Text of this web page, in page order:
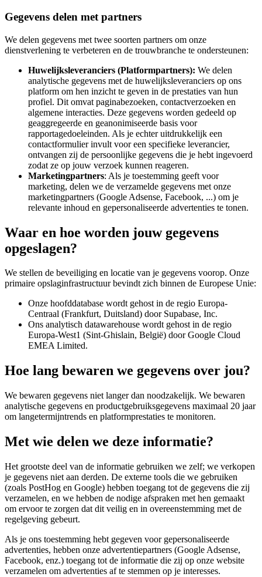
Gegevens delen met partners
We delen gegevens met twee soorten partners om onze
dienstverlening te verbeteren en de trouwbranche te ondersteunen:
Huwelijksleveranciers (Platformpartners): We delen
analytische gegevens met de huwelijksleveranciers op ons
platform om hen inzicht te geven in de prestaties van hun
profiel. Dit omvat paginabezoeken, contactverzoeken en
algemene interacties. Deze gegevens worden gedeeld op
geaggregeerde en geanonimiseerde basis voor
rapportagedoeleinden. Als je echter uitdrukkelijk een
contactformulier invult voor een specifieke leverancier,
ontvangen zij de persoonlijke gegevens die je hebt ingevoerd
zodat ze op jouw verzoek kunnen reageren.
Marketingpartners: Als je toestemming geeft voor
marketing, delen we de verzamelde gegevens met onze
marketingpartners (Google Adsense, Facebook, ...) om je
relevante inhoud en gepersonaliseerde advertenties te tonen.
Waar en hoe worden jouw gegevens
opgeslagen?
We stellen de beveiliging en locatie van je gegevens voorop. Onze
primaire opslaginfrastructuur bevindt zich binnen de Europese Unie:
Onze hoofddatabase wordt gehost in de regio Europa-
Centraal (Frankfurt, Duitsland) door Supabase, Inc.
Ons analytisch datawarehouse wordt gehost in de regio
Europa-West1 (Sint-Ghislain, België) door Google Cloud
EMEA Limited.
Hoe lang bewaren we gegevens over jou?
We bewaren gegevens niet langer dan noodzakelijk. We bewaren
analytische gegevens en productgebruiksgegevens maximaal 20 jaar
om langetermijntrends en platformprestaties te monitoren.
Met wie delen we deze informatie?
Het grootste deel van de informatie gebruiken we zelf; we verkopen
je gegevens niet aan derden. De externe tools die we gebruiken
(zoals PostHog en Google) hebben toegang tot de gegevens die zij
verzamelen, en we hebben de nodige afspraken met hen gemaakt
om ervoor te zorgen dat dit veilig en in overeenstemming met de
regelgeving gebeurt.
Als je ons toestemming hebt gegeven voor gepersonaliseerde
advertenties, hebben onze advertentiepartners (Google Adsense,
Facebook, enz.) toegang tot de informatie die zij op onze website
verzamelen om advertenties af te stemmen op je interesses.